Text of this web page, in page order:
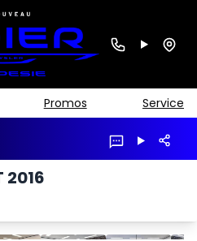
Promos Service